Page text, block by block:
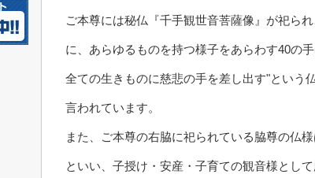
ご本尊には秘仏『千手観世音菩薩像』が祀ら
に、あらゆるものを持つ様子をあらわす40の
全ての生きものに慈悲の手を差し出す"という
言われています。
また、ご本尊の右脇に祀られている脇尊の仏様
といい、子授け・安産・子育ての観音様とし